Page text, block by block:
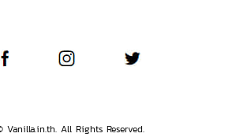
Vanilla.in.th. All Rights Reserved.